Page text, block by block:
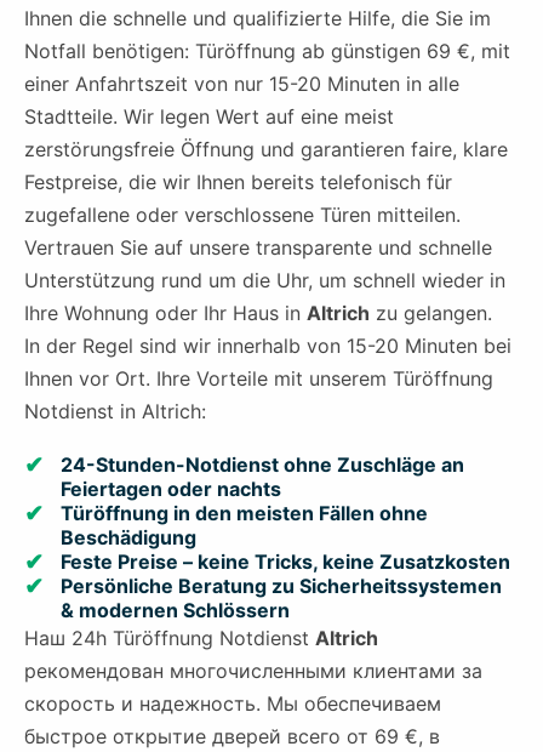
Ihnen die schnelle und qualifizierte Hilfe, die Sie im
Notfall benötigen: Türöffnung ab günstigen 69 €, mit
einer Anfahrtszeit von nur 15-20 Minuten in alle
Stadtteile. Wir legen Wert auf eine meist
zerstörungsfreie Öffnung und garantieren faire, klare
Festpreise, die wir Ihnen bereits telefonisch für
zugefallene oder verschlossene Türen mitteilen.
Vertrauen Sie auf unsere transparente und schnelle
Unterstützung rund um die Uhr, um schnell wieder in
Ihre Wohnung oder Ihr Haus in Altrich zu gelangen.
In der Regel sind wir innerhalb von 15-20 Minuten bei
Ihnen vor Ort. Ihre Vorteile mit unserem Türöffnung
Notdienst in Altrich:
24-Stunden-Notdienst ohne Zuschläge an
Feiertagen oder nachts
Türöffnung in den meisten Fällen ohne
Beschädigung
Feste Preise – keine Tricks, keine Zusatzkosten
Persönliche Beratung zu Sicherheitssystemen
& modernen Schlössern
Наш 24h Türöffnung Notdienst Altrich
рекомендован многочисленными клиентами за
скорость и надежность. Мы обеспечиваем
быстрое открытие дверей всего от 69 €, в